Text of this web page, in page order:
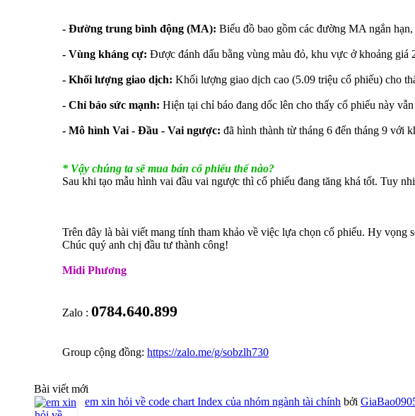
- Đường trung bình động (MA): Biểu đồ bao gồm các đường MA ngắn
- Vùng kháng cự: Được đánh dấu bằng vùng màu đỏ, khu vực ở khoảng
- Khối lượng giao dịch: Khối lượng giao dịch cao (5.09 triệu cổ phiếu) cho
- Chỉ báo sức mạnh: Hiện tại chỉ báo đang dốc lên cho thấy cổ phiếu này
- Mô hình Vai - Đầu - Vai ngược: đã hình thành từ tháng 6 đến tháng 9 với
* Vậy chúng ta sẽ mua bán cổ phiếu thế nào?
Sau khi tạo mẫu hình vai đầu vai ngược thì cổ phiếu đang tăng khá tốt. Tuy
Trên đây là bài viết mang tính tham khảo về việc lựa chọn cổ phiếu. Hy
Chúc quý anh chị đầu tư thành công!
Midi Phương
Zalo : 0784.640.899
Group cộng đồng: https://zalo.me/g/sobzlh730
Bài viết mới
em xin hỏi về code chart Index của nhóm ngành tài chính bởi